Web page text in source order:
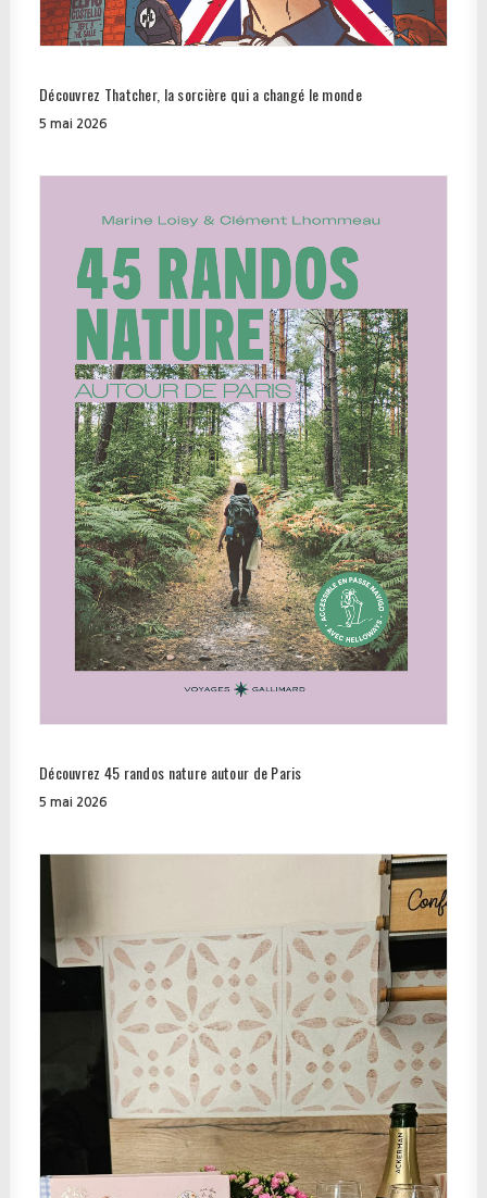
Découvrez Thatcher, la sorcière qui a changé le monde
5 mai 2026
Découvrez 45 randos nature autour de Paris
5 mai 2026